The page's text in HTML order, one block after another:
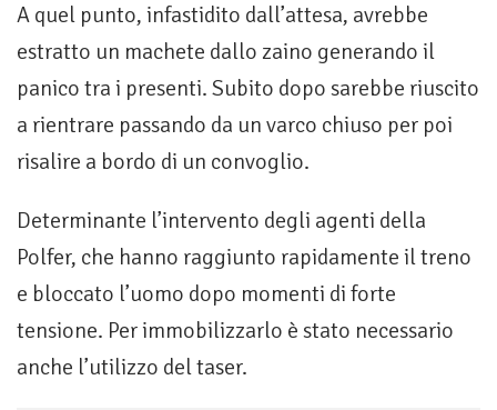
A quel punto, infastidito dall’attesa, avrebbe
estratto un machete dallo zaino generando il
panico tra i presenti. Subito dopo sarebbe riuscito
a rientrare passando da un varco chiuso per poi
risalire a bordo di un convoglio.
Determinante l’intervento degli agenti della
Polfer, che hanno raggiunto rapidamente il treno
e bloccato l’uomo dopo momenti di forte
tensione. Per immobilizzarlo è stato necessario
anche l’utilizzo del taser.